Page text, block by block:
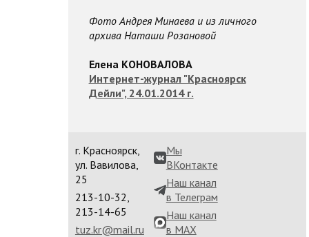
Фото Андрея Минаева и из личного
архива Наташи Розановой
Елена КОНОВАЛОВА
Интернет-журнал "Красноярск
Дейли", 24.01.2014 г.
г. Красноярск,
ул. Вавилова,
25
213-10-32,
213-14-65
tuz.kr@mail.ru
Мы
ВКонтакте
Наш канал
в Телеграм
Наш канал
в MAX